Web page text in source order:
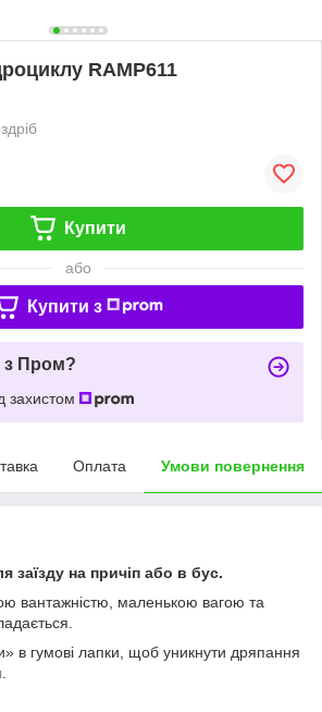
RAMP611
Купити
або
Купити з
з Пром?
захистом
Оплата Умови повернення
заїзду на причіп або в бус.
вантажністю, маленькою вагою та
в гумові лапки, щоб уникнути дряпання